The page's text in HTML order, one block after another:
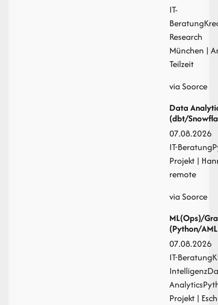
IT-
Beratung
Research
München |
Teilzeit
via Soorce
Data
(dbt/
07.08.2026
IT-Beratung
Projekt|
remote
via Soorce
ML(Ops)/
(Python/
07.08.2026
IT-Beratung
Intelligenz
Analytics
Projekt|